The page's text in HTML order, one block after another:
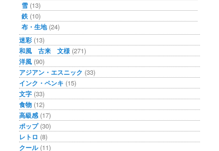
雪 (13)
鉄 (10)
布・生地(24)
迷彩 (13)
和風 古来 文様 (271)
洋風 (90)
アジアン・エスニック (33)
インク・ペンキ (15)
文字 (33)
食物 (12)
高級感 (17)
ポップ(30)
レトロ (8)
クール(11)